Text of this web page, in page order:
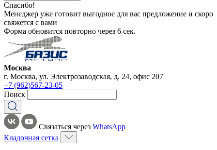
Спасибо!
Менеджер уже готовит выгодное для вас предложение и скоро
свяжется с вами
Форма обновится повторно через 6 сек.
Москва
г. Москва, ул. Электрозаводская, д. 24, офис 207
+7 (962)567-23-05
Поиск
Связаться через WhatsApp
Кладочная сетка